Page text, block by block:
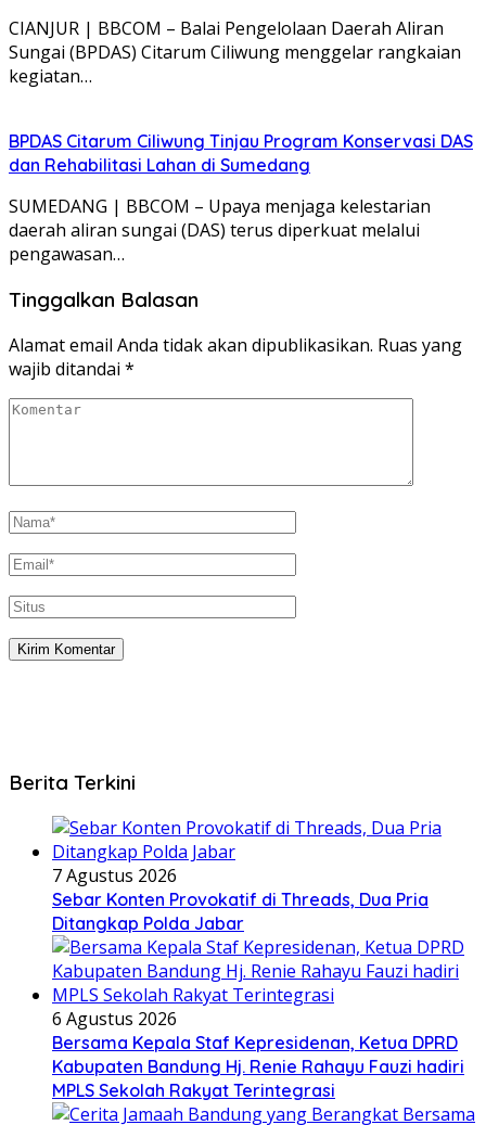
CIANJUR | BBCOM – Balai Pengelolaan Daerah Aliran
Sungai (BPDAS) Citarum Ciliwung menggelar rangkaian
kegiatan…
BPDAS Citarum Ciliwung Tinjau Program Konservasi DAS
dan Rehabilitasi Lahan di Sumedang
SUMEDANG | BBCOM – Upaya menjaga kelestarian
daerah aliran sungai (DAS) terus diperkuat melalui
pengawasan…
Tinggalkan Balasan
Alamat email Anda tidak akan dipublikasikan. Ruas yang
wajib ditandai *
Berita Terkini
7 Agustus 2026
Sebar Konten Provokatif di Threads, Dua Pria
Ditangkap Polda Jabar
6 Agustus 2026
Bersama Kepala Staf Kepresidenan, Ketua DPRD
Kabupaten Bandung Hj. Renie Rahayu Fauzi hadiri
MPLS Sekolah Rakyat Terintegrasi